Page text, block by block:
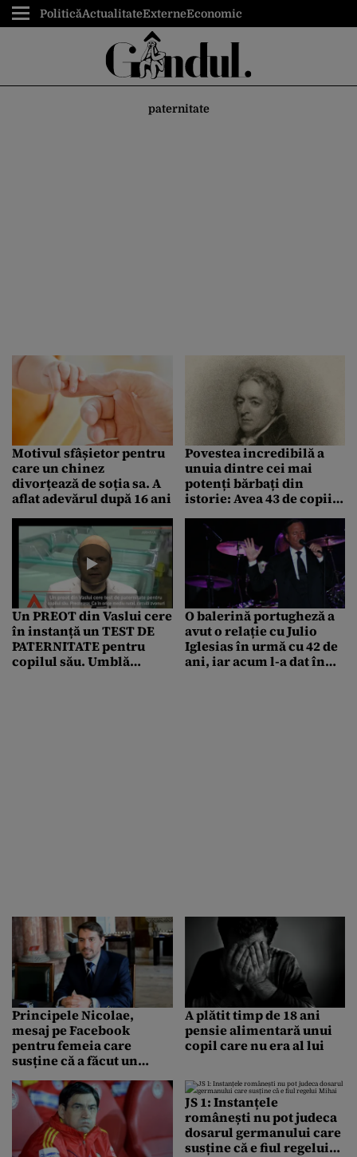
PoliticăActualitateExterneEconomic
paternitate
Motivul sfâșietor pentru
care un chinez
divorțează de soția sa. A
aflat adevărul după 16 ani
Povestea incredibilă a
unuia dintre cei mai
potenți bărbați din
istorie: Avea 43 de copii
Un PREOT din Vaslui cere
în instanță un TEST DE
PATERNITATE pentru
copilul său. Umblă
O balerină portugheză a
avut o relație cu Julio
Iglesias în urmă cu 42 de
ani, iar acum l-a dat în
Principele Nicolae,
mesaj pe Facebook
pentru femeia care
susține că a făcut un
A plătit timp de 18 ani
pensie alimentară unui
copil care nu era al lui
JS 1: Instanțele
românești nu pot judeca
dosarul germanului care
susține că e fiul regelui